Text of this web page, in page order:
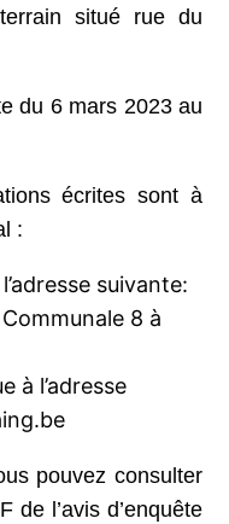
situé rue du
du 6 mars 2023 au
écrites sont à
:
suivante:
8 à
à l’adresse
pouvez consulter
de l’avis d’enquête